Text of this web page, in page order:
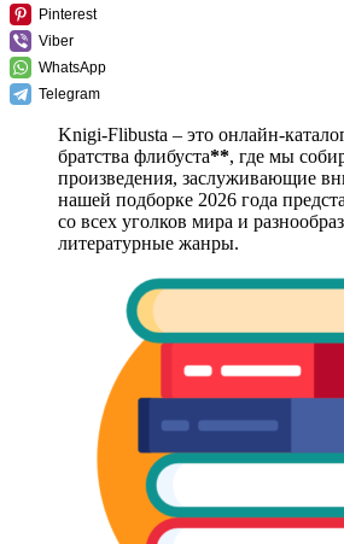
Pinterest
Viber
WhatsApp
Telegram
Knigi-Flibusta – это онлайн-
братства флибуста**, где мы
произведения, заслуживающие
нашей подборке 2026 года
со всех уголков мира и
литературные жанры.